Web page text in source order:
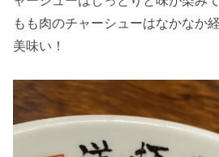
もも肉のチャーシューはなかなか
美味い！